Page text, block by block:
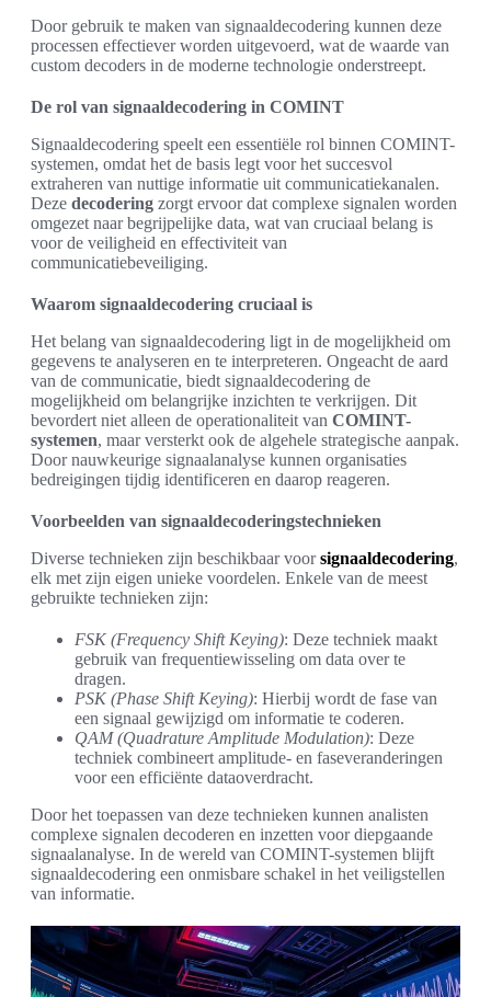
Door gebruik te maken van signaaldecodering kunnen deze
processen effectiever worden uitgevoerd, wat de waarde van
custom decoders in de moderne technologie onderstreept.
De rol van signaaldecodering in COMINT
Signaaldecodering speelt een essentiële rol binnen COMINT-
systemen, omdat het de basis legt voor het succesvol
extraheren van nuttige informatie uit communicatiekanalen.
Deze decodering zorgt ervoor dat complexe signalen worden
omgezet naar begrijpelijke data, wat van cruciaal belang is
voor de veiligheid en effectiviteit van
communicatiebeveiliging.
Waarom signaaldecodering cruciaal is
Het belang van signaaldecodering ligt in de mogelijkheid om
gegevens te analyseren en te interpreteren. Ongeacht de aard
van de communicatie, biedt signaaldecodering de
mogelijkheid om belangrijke inzichten te verkrijgen. Dit
bevordert niet alleen de operationaliteit van COMINT-
systemen, maar versterkt ook de algehele strategische aanpak.
Door nauwkeurige signaalanalyse kunnen organisaties
bedreigingen tijdig identificeren en daarop reageren.
Voorbeelden van signaaldecoderingstechnieken
Diverse technieken zijn beschikbaar voorsignaaldecodering,
elk met zijn eigen unieke voordelen. Enkele van de meest
gebruikte technieken zijn:
FSK (Frequency Shift Keying): Deze techniek maakt
gebruik van frequentiewisseling om data over te
dragen.
PSK (Phase Shift Keying): Hierbij wordt de fase van
een signaal gewijzigd om informatie te coderen.
QAM (Quadrature Amplitude Modulation): Deze
techniek combineert amplitude- en faseveranderingen
voor een efficiënte dataoverdracht.
Door het toepassen van deze technieken kunnen analisten
complexe signalen decoderen en inzetten voor diepgaande
signaalanalyse. In de wereld van COMINT-systemen blijft
signaaldecodering een onmisbare schakel in het veiligstellen
van informatie.